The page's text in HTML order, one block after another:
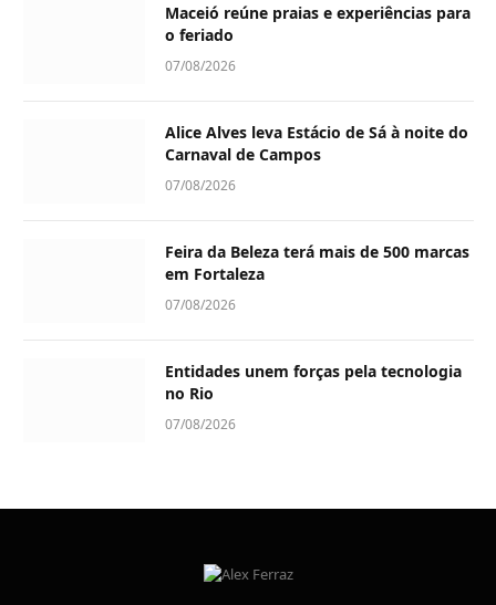
Maceió reúne praias e experiências para
o feriado
07/08/2026
Alice Alves leva Estácio de Sá à noite do
Carnaval de Campos
07/08/2026
Feira da Beleza terá mais de 500 marcas
em Fortaleza
07/08/2026
Entidades unem forças pela tecnologia
no Rio
07/08/2026